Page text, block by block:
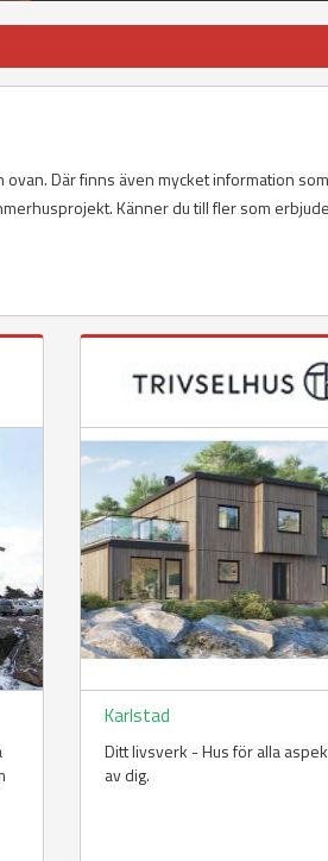
Där finns även mycket information
Känner du till fler som
Karlstad
Ditt livsverk - Hus för alla
av dig.